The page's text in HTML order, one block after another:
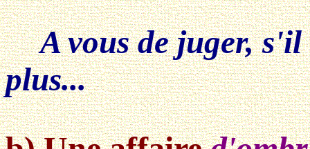
A vous de juger, s'il
plus...